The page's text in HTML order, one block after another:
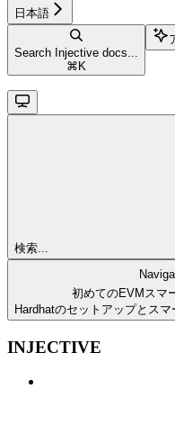
日本語
Search Injective docs...
⌘ K
検索...
初めてのEVMスマ
Hardhatのセットアップとス
INJECTIVE